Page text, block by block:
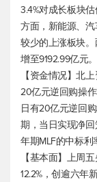
3.4%对成长板块
方面，新能源、
较少的上涨板块
增至9192.99亿元。
【资金情况】北
20亿元逆回购操
日有20亿元逆回
期，当日实现净
年期MLF的中标利
【基本面】上周
12.2%，创逾六年